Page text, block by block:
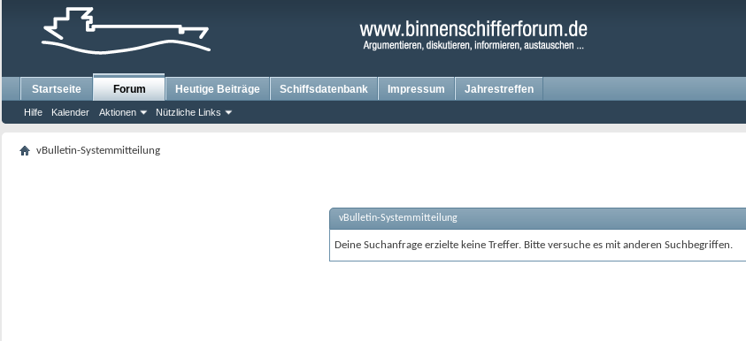
Startseite Forum
Hilfe Kalender Aktionen Nützliche Links
Heutige Beiträge Schiffsdatenbank Impressum Jahrestreffen
vBulletin-Systemmitteilung
vBulletin-Systemmitteilung
Deine Suchanfrage erzielte keine Treffer. Bitte versuche es mit anderen Suchbegriffen.